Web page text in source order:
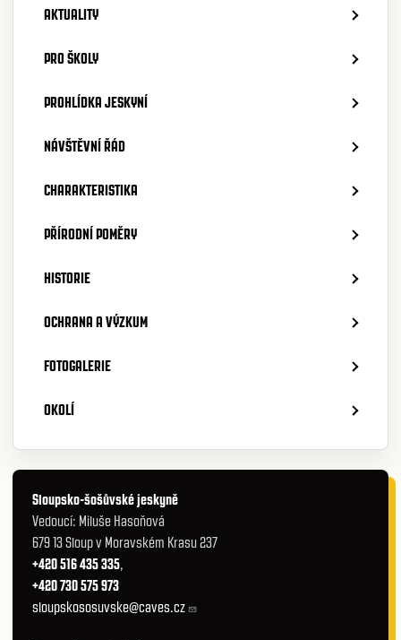
AKTUALITY
PRO ŠKOLY
PROHLÍDKA JESKYNÍ
NÁVŠTĚVNÍ ŘÁD
CHARAKTERISTIKA
PŘÍRODNÍ POMĚRY
HISTORIE
OCHRANA A VÝZKUM
FOTOGALERIE
OKOLÍ
Sloupsko-šošůvské jeskyně
Vedoucí: Miluše Hasoňová
679 13 Sloup v Moravském Krasu 237
+420 516 435 335,
+420 730 575 973
sloupskososuvske@caves.cz